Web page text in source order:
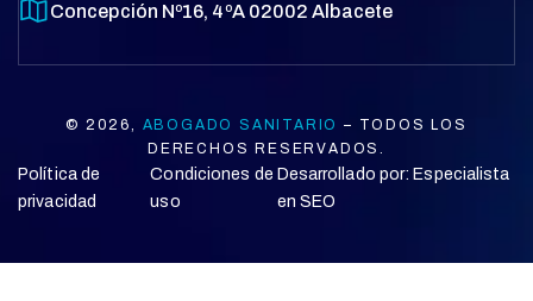
Concepción Nº16, 4ºA 02002 Albacete
© 2026, ABOGADO SANITARIO – TODOS LOS
DERECHOS RESERVADOS.
Política de
privacidad
Condiciones de
uso
Desarrollado por: Especialista
en SEO